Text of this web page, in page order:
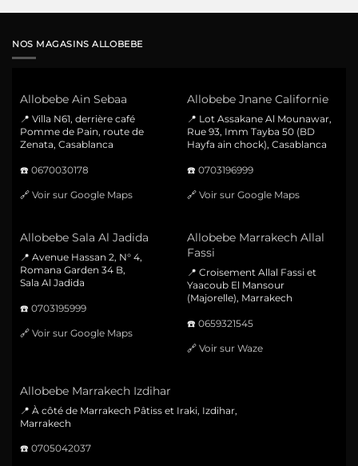
NOS MAGASINS ALLOBEBE
Allobebe Ain Sebaa
📍 Villa N61, derrière café
Pomme de Pain, route de
Zenata, Casablanca
☎️ 0670030178
🔗 Voir sur Google Maps
Allobebe Jnane Californie
📍 Lot Assakane Al Mounawar,
Rue 93, Imm Tayba 50 (BD
Hayfa ain chock), Casablanca
☎️ 0703196999
🔗 Voir sur Google Maps
Allobebe Sala Al Jadida
📍 Avenue Hassan 2, N° 4,
Romana Garden 34 B,
Sala Al Jadida
☎️ 0703195999
🔗 Voir sur Google Maps
Allobebe Marrakech Allal
Fassi
📍 Croisement Allal Fassi et
Yaacoub El Mansour
(Majorelle), Marrakech
☎️ 0659321545
🔗 Voir sur Waze
Allobebe Marrakech Izdihar
📍 À côté de Marrakech Pâtiss et Iraki, Izdihar,
Marrakech
☎️ 0705042037